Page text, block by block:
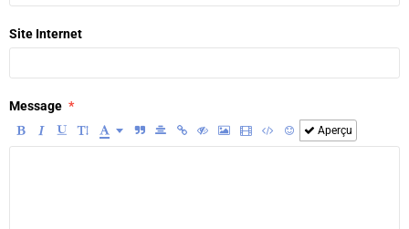
Site Internet
Message
Aperçu